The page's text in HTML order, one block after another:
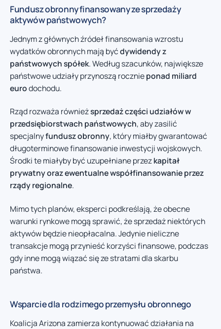
Fundusz obronny finansowany ze sprzedaży
aktywów państwowych?
Jednym z głównych źródeł finansowania wzrostu
wydatków obronnych mają byćdywidendy z
państwowych spółek. Według szacunków, największe
państwowe udziały przynoszą rocznieponad miliard
eurodochodu.
Rząd rozważa równieżsprzedaż części udziałów w
przedsiębiorstwach państwowych, aby zasilić
specjalnyfundusz obronny, który miałby gwarantować
długoterminowe finansowanie inwestycji wojskowych.
Środki te miałyby być uzupełniane przezkapitał
prywatny oraz ewentualne współfinansowanie przez
rządy regionalne.
Mimo tych planów, eksperci podkreślają, że obecne
warunki rynkowe mogą sprawić, że sprzedaż niektórych
aktywów będzie nieopłacalna. Jedynie nieliczne
transakcje mogą przynieść korzyści finansowe, podczas
gdy inne mogą wiązać się ze stratami dla skarbu
państwa.
Wsparcie dla rodzimego przemysłu obronnego
Koalicja Arizona zamierza kontynuować działania na